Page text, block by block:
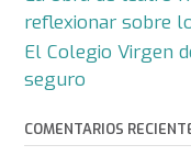
reflexionar sobre
El Colegio Virgen
seguro
COMENTARIOS